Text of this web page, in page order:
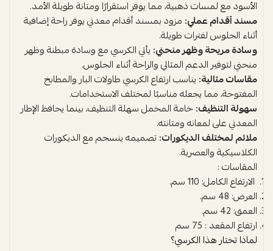
الأسود مع لمسات ذهبية، مما يوفر استقرارًا ومتانة طويلة الأمد.
مسند أقدام عملي: مزود بمسند أقدام معدني يوفر راحة إضافية
أثناء الجلوس لفترات طويلة.
وسادة مريحة وظهر منحني: يأتي الكرسي مع وسادة مبطنة وظهر
منحني لتوفير الدعم المثالي والراحة أثناء الجلوس.
مقاسات مثالية: يناسب ارتفاع الكرسي طاولات البار والمطابخ
المفتوحة، مما يجعله مناسبًا لمختلف الاستخدامات.
سهولة التنظيف:خامة المخمل سهلة التنظيف، بينما يحافظ الإطار
المعدني على لمعانه ومتانته.
ملائم لمختلف الديكورات:تصميمه ينسجم مع الديكورات
الكلاسيكية والعصرية.
المقاسات :
الارتفاع الكامل: 110 سم.
العرض: 48 سم.
العمق: 42 سم.
ارتفاع المقعد : 75 سم
لماذا تختار هذا الكرسي؟